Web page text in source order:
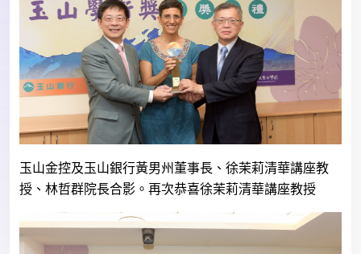
玉山金控及玉山銀行黃男州董事長、徐茉莉清華講座教
授、林哲群院長合影。再次恭喜徐茉莉清華講座教授